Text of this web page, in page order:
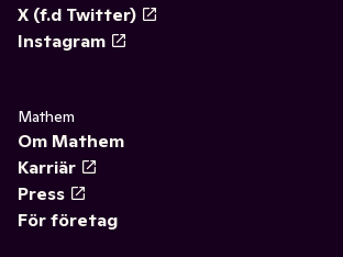
X (f.d Twitter)
Instagram
Mathem
Om Mathem
Karriär
Press
För företag